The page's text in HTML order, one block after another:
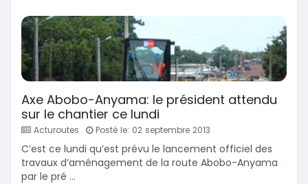
Axe Abobo-Anyama: le président attendu
sur le chantier ce lundi
Acturoutes Posté le: 02 septembre 2013
C’est ce lundi qu’est prévu le lancement officiel des
travaux d’aménagement de la route Abobo-Anyama
par le pré ...